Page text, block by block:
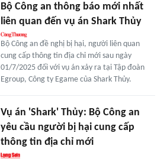
Bộ Công an thông báo mới nhất
liên quan đến vụ án Shark Thủy
Bộ Công an đề nghị bị hại, người liên quan
cung cấp thông tin địa chỉ mới sau ngày
01/7/2025 đối với vụ án xảy ra tại Tập đoàn
Egroup, Công ty Egame của Shark Thủy.
Vụ án 'Shark' Thủy: Bộ Công an
yêu cầu người bị hại cung cấp
thông tin địa chỉ mới